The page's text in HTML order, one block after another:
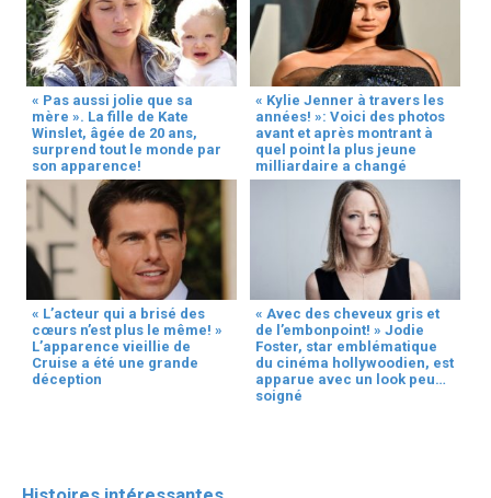
« Pas aussi jolie que sa
mère ». La fille de Kate
Winslet, âgée de 20 ans,
surprend tout le monde par
son apparence!
« Kylie Jenner à travers les
années! »: Voici des photos
avant et après montrant à
quel point la plus jeune
milliardaire a changé
« L’acteur qui a brisé des
cœurs n’est plus le même! »
L’apparence vieillie de
Cruise a été une grande
déception
« Avec des cheveux gris et
de l’embonpoint! » Jodie
Foster, star emblématique
du cinéma hollywoodien, est
apparue avec un look peu
soigné